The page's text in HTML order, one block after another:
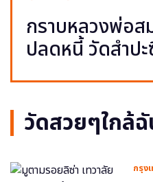
กราบหลวงพ่อส
ปลดหนี้ วัดสำป
วัดสวยๆใกล้
กรุง